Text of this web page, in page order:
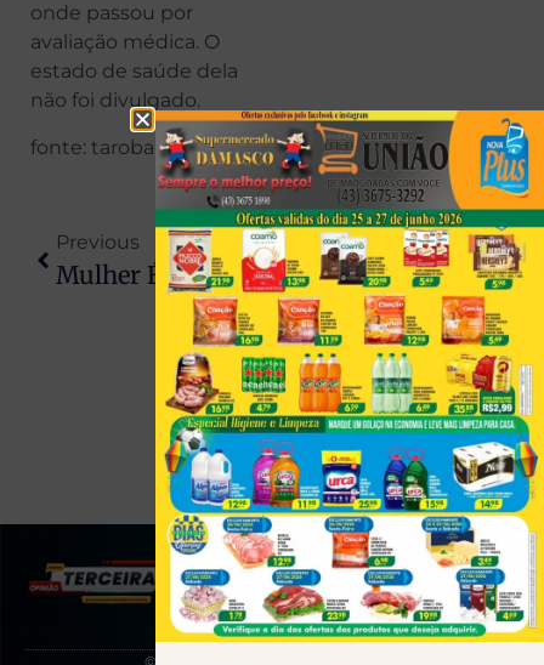
onde passou por
avaliação médica. O
estado de saúde dela
não foi divulgado.
fonte: taroba
Previous
Mulher É Presa Por Tentar Roubar Idoso De 87 Anos Em Nova Esperança
Next
Adolescente É Esfaqueado Após Briga Na Saída De Escola Em Maringá
(43) 991545950